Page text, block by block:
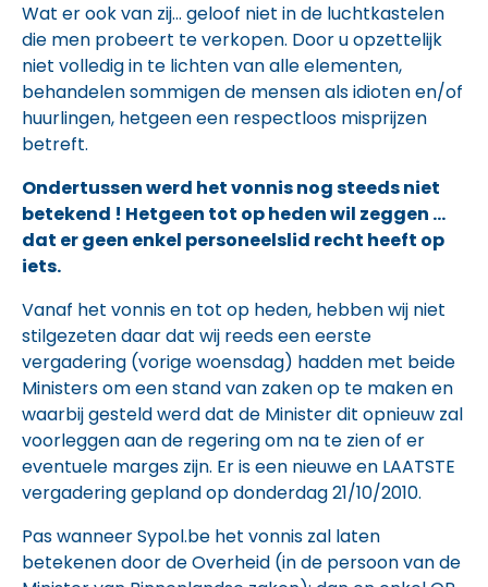
Wat er ook van zij… geloof niet in de luchtkastelen
die men probeert te verkopen. Door u opzettelijk
niet volledig in te lichten van alle elementen,
behandelen sommigen de mensen als idioten en/of
huurlingen, hetgeen een respectloos misprijzen
betreft.
Ondertussen werd het vonnis nog steeds niet
betekend ! Hetgeen tot op heden wil zeggen …
dat er geen enkel personeelslid recht heeft op
iets.
Vanaf het vonnis en tot op heden, hebben wij niet
stilgezeten daar dat wij reeds een eerste
vergadering (vorige woensdag) hadden met beide
Ministers om een stand van zaken op te maken en
waarbij gesteld werd dat de Minister dit opnieuw zal
voorleggen aan de regering om na te zien of er
eventuele marges zijn. Er is een nieuwe en LAATSTE
vergadering gepland op donderdag 21/10/2010.
Pas wanneer Sypol.be het vonnis zal laten
betekenen door de Overheid (in de persoon van de